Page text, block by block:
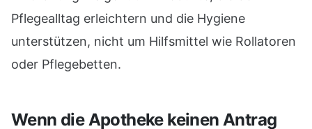
Pflegealltag erleichtern und die Hygiene
unterstützen, nicht um Hilfsmittel wie Rollatoren
oder Pflegebetten.
Wenn die Apotheke keinen Antrag